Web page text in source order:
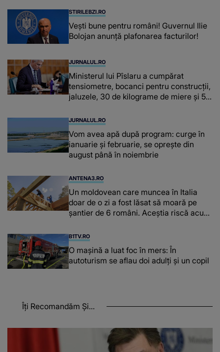
STIRILEBZI.RO
Vești bune pentru români! Guvernul Ilie
Bolojan anunță plafonarea facturilor!
JURNALUL.RO
Ministerul lui Pîslaru a cumpărat
tensiometre, bocanci pentru construcții,
jaluzele, 30 de kilograme de miere și 50
JURNALUL.RO
Vom avea apă după program: curge în
ianuarie și februarie, se oprește din
august până în noiembrie
ANTENA3.RO
Un moldovean care muncea în Italia
doar de o zi a fost lăsat să moară pe
şantier de 6 români. Aceștia riscă acum
B1TV.RO
O maşină a luat foc în mers: În
autoturism se aflau doi adulți și un copil
Îți Recomandăm Și...